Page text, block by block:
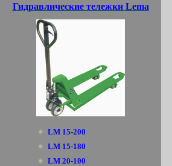
Гидравлические тележки Lema
LM 15-200
LM 15-180
LM 20-100